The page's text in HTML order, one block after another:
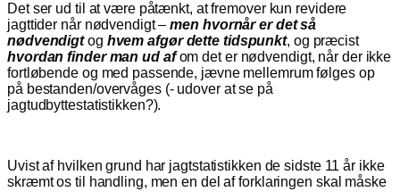
Det ser ud til at være påtænkt, at fremover kun revidere
jagttider når nødvendigt –men hvornår er det så
nødvendigtog hvem afgør dette tidspunkt, og præcist
hvordan finder man ud afom det er nødvendigt, når der ikke
fortløbende og med passende, jævne mellemrum følges op
på bestanden/overvåges (- udover at se på
jagtudbyttestatistikken?).
Uvist af hvilken grund har jagtstatistikken de sidste 11 år ikke
skræmt os til handling, men en del af forklaringen skal måske